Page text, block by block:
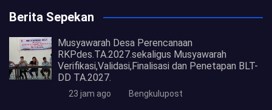
Berita Sepekan
Musyawarah Desa Perencanaan
RKPdes.TA.2027.sekaligus Musyawarah
Verifikasi,Validasi,Finalisasi dan Penetapan BLT-
DD TA.2027.
23 jam ago Bengkulupost